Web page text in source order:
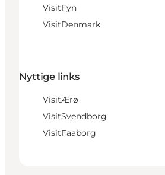
VisitFyn
VisitDenmark
Nyttige links
VisitÆrø
VisitSvendborg
VisitFaaborg